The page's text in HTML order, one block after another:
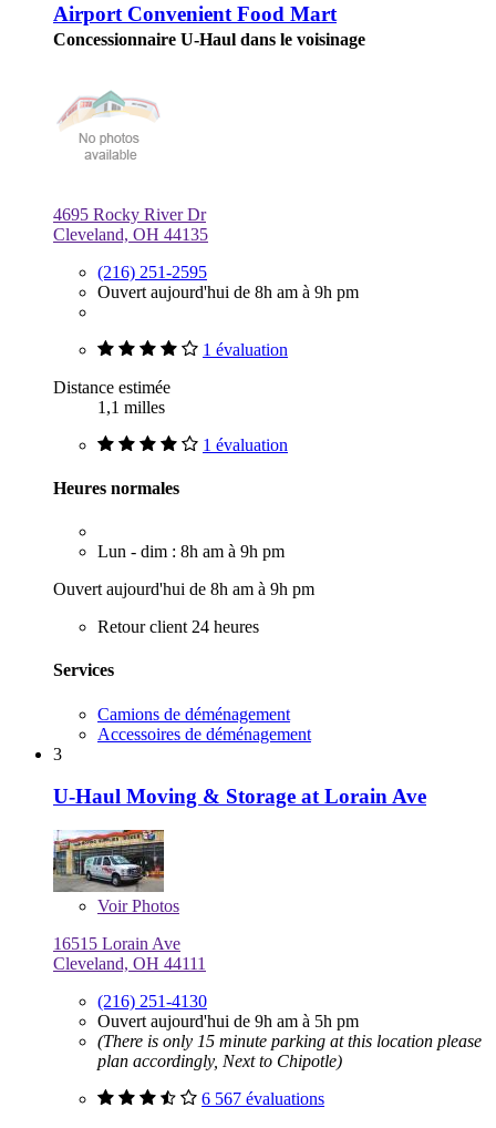
Airport Convenient Food Mart
Concessionnaire U-Haul dans le voisinage
4695 Rocky River Dr
Cleveland, OH 44135
(216) 251-2595
Ouvert aujourd'hui de 8h am à 9h pm
1 évaluation
Distance estimée
1,1 milles
1 évaluation
Heures normales
Lun - dim : 8h am à 9h pm
Ouvert aujourd'hui de 8h am à 9h pm
Retour client 24 heures
Services
Camions de déménagement
Accessoires de déménagement
3
U-Haul Moving & Storage at Lorain Ave
VoirPhotos
16515 Lorain Ave
Cleveland, OH 44111
(216) 251-4130
Ouvert aujourd'hui de 9h am à 5h pm
(There is only 15 minute parking at this location please
plan accordingly, Next to Chipotle)
6 567 évaluations